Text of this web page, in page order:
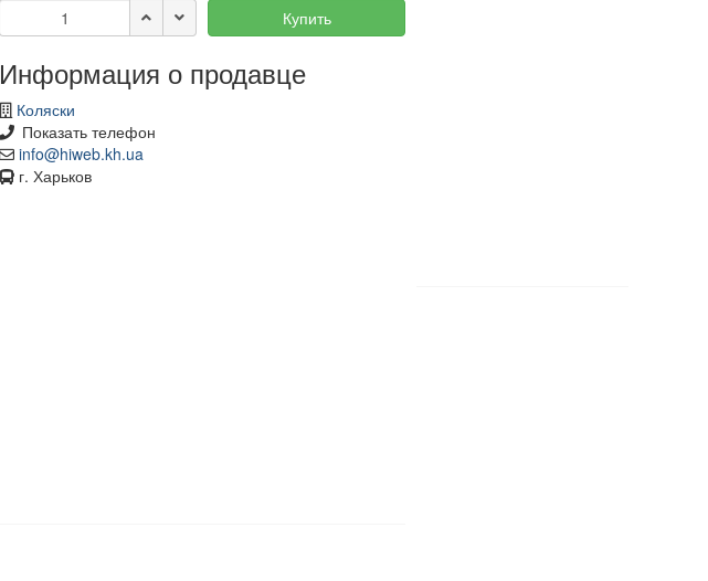
Купить
Информация о продавце
Коляски
Показать телефон
info@hiweb.kh.ua
г. Харьков